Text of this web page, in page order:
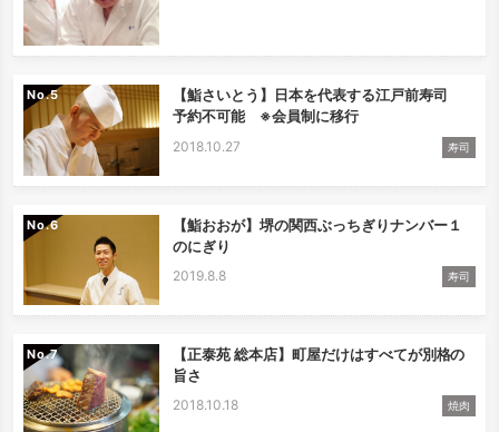
No.
【鮨さいとう】日本を代表する江戸前寿司
予約不可能 ※会員制に移行
2018.10.27 寿司
No.
【鮨おおが】堺の関西ぶっちぎりナンバー１
のにぎり
2019.8.8 寿司
No.
【正泰苑 総本店】町屋だけはすべてが別格の
旨さ
2018.10.18 焼肉